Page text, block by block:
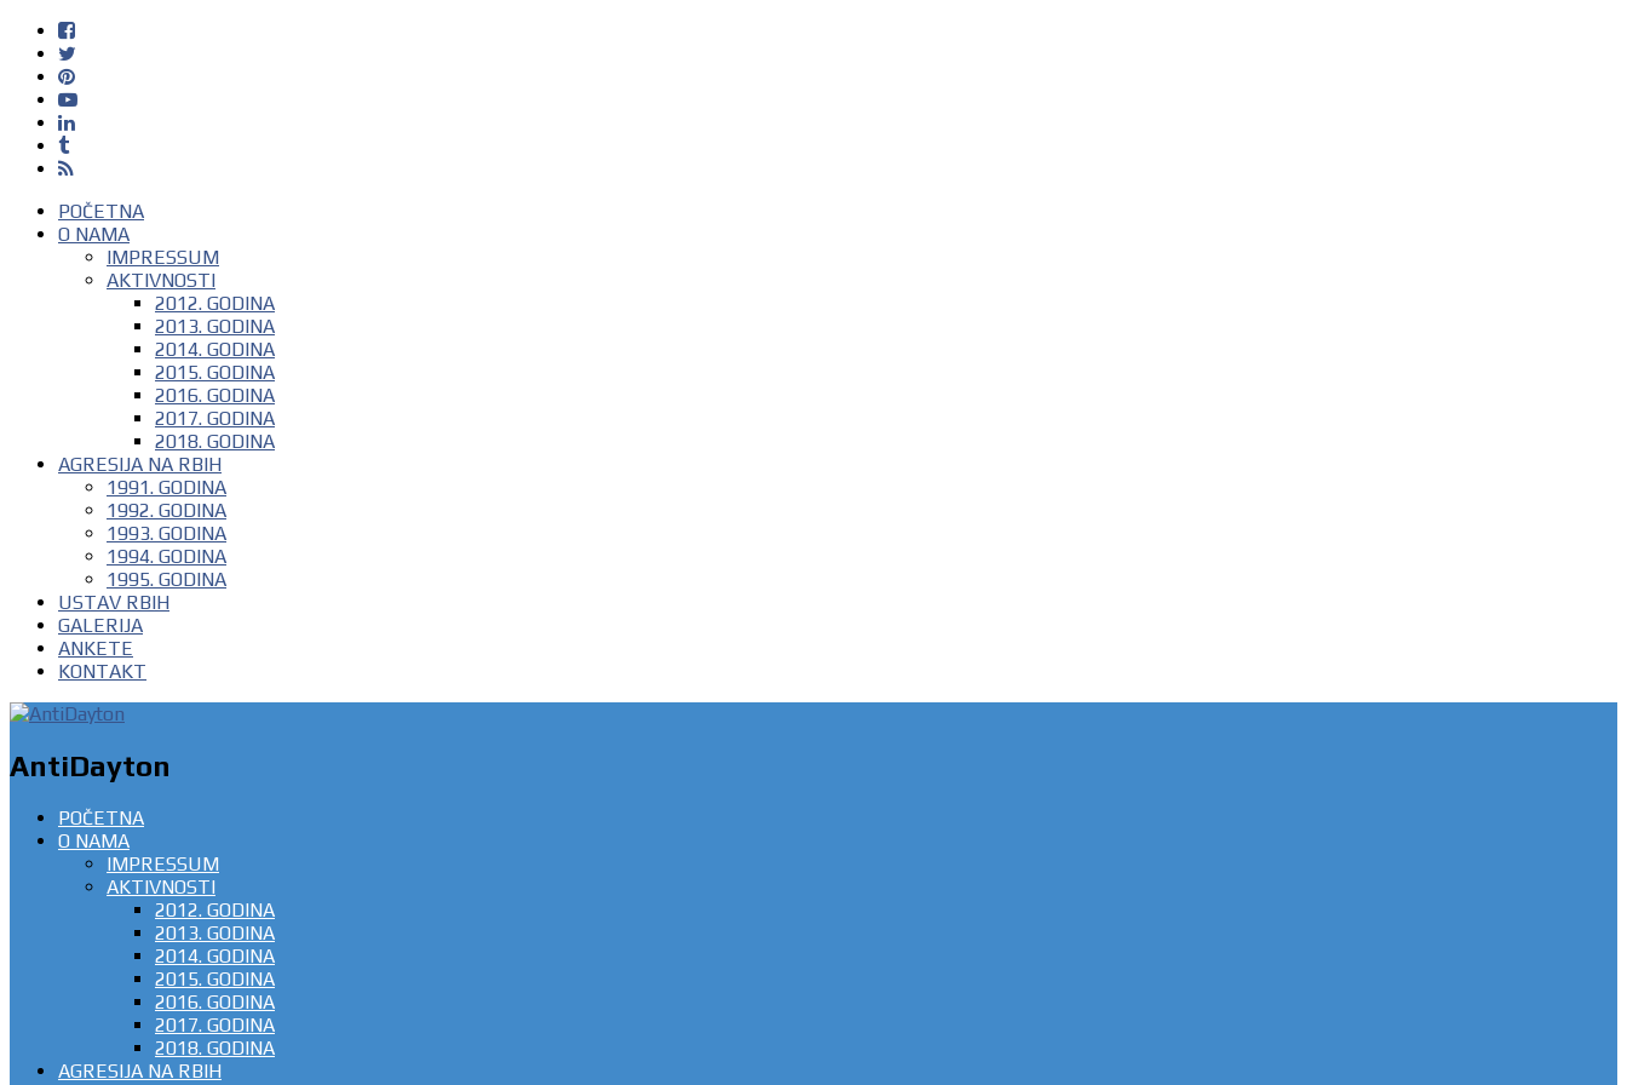
POČETNA
O NAMA
IMPRESSUM
AKTIVNOSTI
2012. GODINA
2013. GODINA
2014. GODINA
2015. GODINA
2016. GODINA
2017. GODINA
2018. GODINA
AGRESIJA NA RBIH
1991. GODINA
1992. GODINA
1993. GODINA
1994. GODINA
1995. GODINA
USTAV RBIH
GALERIJA
ANKETE
KONTAKT
AntiDayton
POČETNA
O NAMA
IMPRESSUM
AKTIVNOSTI
2012. GODINA
2013. GODINA
2014. GODINA
2015. GODINA
2016. GODINA
2017. GODINA
2018. GODINA
AGRESIJA NA RBIH